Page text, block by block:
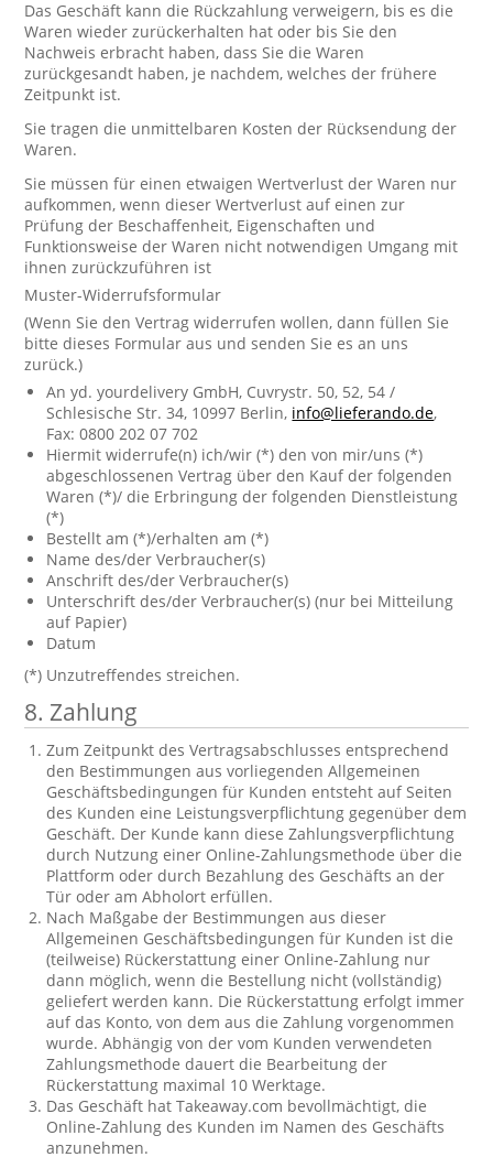
Das Geschäft kann die Rückzahlung verweigern, bis es die
Waren wieder zurückerhalten hat oder bis Sie den
Nachweis erbracht haben, dass Sie die Waren
zurückgesandt haben, je nachdem, welches der frühere
Zeitpunkt ist.
Sie tragen die unmittelbaren Kosten der Rücksendung der
Waren.
Sie müssen für einen etwaigen Wertverlust der Waren nur
aufkommen, wenn dieser Wertverlust auf einen zur
Prüfung der Beschaffenheit, Eigenschaften und
Funktionsweise der Waren nicht notwendigen Umgang mit
ihnen zurückzuführen ist
Muster-Widerrufsformular
(Wenn Sie den Vertrag widerrufen wollen, dann füllen Sie
bitte dieses Formular aus und senden Sie es an uns
zurück.)
An yd. yourdelivery GmbH, Cuvrystr. 50, 52, 54 /
Schlesische Str. 34, 10997 Berlin, info@lieferando.de,
Fax: 0800 202 07 702
Hiermit widerrufe(n) ich/wir (*) den von mir/uns (*)
abgeschlossenen Vertrag über den Kauf der folgenden
Waren (*)/ die Erbringung der folgenden Dienstleistung
(*)
Bestellt am (*)/erhalten am (*)
Name des/der Verbraucher(s)
Anschrift des/der Verbraucher(s)
Unterschrift des/der Verbraucher(s) (nur bei Mitteilung
auf Papier)
Datum
(*) Unzutreffendes streichen.
8. Zahlung
Zum Zeitpunkt des Vertragsabschlusses entsprechend
den Bestimmungen aus vorliegenden Allgemeinen
Geschäftsbedingungen für Kunden entsteht auf Seiten
des Kunden eine Leistungsverpflichtung gegenüber dem
Geschäft. Der Kunde kann diese Zahlungsverpflichtung
durch Nutzung einer Online-Zahlungsmethode über die
Plattform oder durch Bezahlung des Geschäfts an der
Tür oder am Abholort erfüllen.
Nach Maßgabe der Bestimmungen aus dieser
Allgemeinen Geschäftsbedingungen für Kunden ist die
(teilweise) Rückerstattung einer Online-Zahlung nur
dann möglich, wenn die Bestellung nicht (vollständig)
geliefert werden kann. Die Rückerstattung erfolgt immer
auf das Konto, von dem aus die Zahlung vorgenommen
wurde. Abhängig von der vom Kunden verwendeten
Zahlungsmethode dauert die Bearbeitung der
Rückerstattung maximal 10 Werktage.
Das Geschäft hat Takeaway.com bevollmächtigt, die
Online-Zahlung des Kunden im Namen des Geschäfts
anzunehmen.